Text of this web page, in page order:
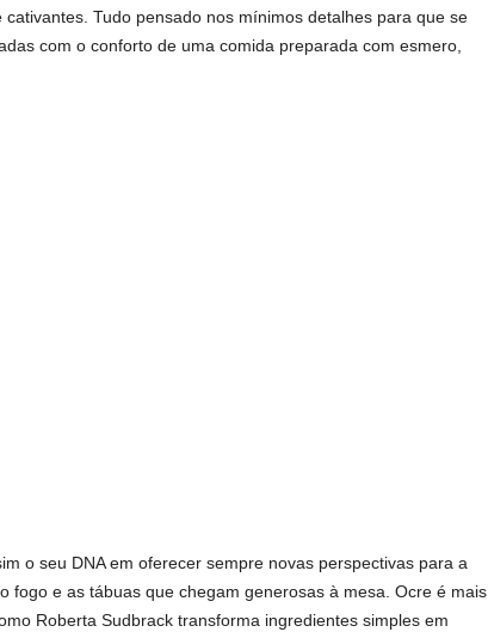
Tudo pensado nos mínimos detalhes para que se
com o conforto de uma comida preparada com esmero,
o seu DNA em oferecer sempre novas perspectivas para a
fogo e as tábuas que chegam generosas à mesa. Ocre é mais
Roberta Sudbrack transforma ingredientes simples em